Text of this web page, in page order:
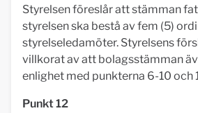
Styrelsen föreslår att stämman
styrelsen ska bestå av fem (5)
styrelseledamöter. Styrelsens
villkorat av att bolagsstämman
enlighet med punkterna 6-10 och
Punkt 12